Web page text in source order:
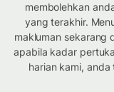
membolehkan
yang terakhir.
makluman sekarang
apabila kadar
harian kami,